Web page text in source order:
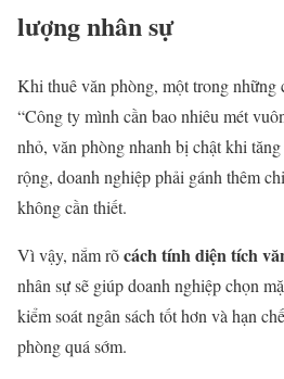
lượng nhân sự
Khi thuê văn phòng, một trong những
“Công ty mình cần bao nhiêu mét
nhỏ, văn phòng nhanh bị chật khi
rộng, doanh nghiệp phải gánh thêm
không cần thiết.
Vì vậy, nắm rõcách tính diện tích
nhân sự sẽ giúp doanh nghiệp chọn
kiểm soát ngân sách tốt hơn và hạn
phòng quá sớm.